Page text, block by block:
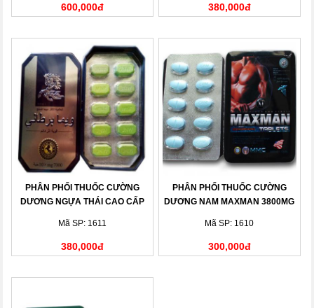
600,000đ 380,000đ
PHÂN PHỐI THUỐC CƯỜNG
DƯƠNG NGỰA THÁI CAO CẤP
Mã SP: 1611
380,000đ
PHÂN PHỐI THUỐC CƯỜNG
DƯƠNG NAM MAXMAN 3800MG
Mã SP: 1610
300,000đ